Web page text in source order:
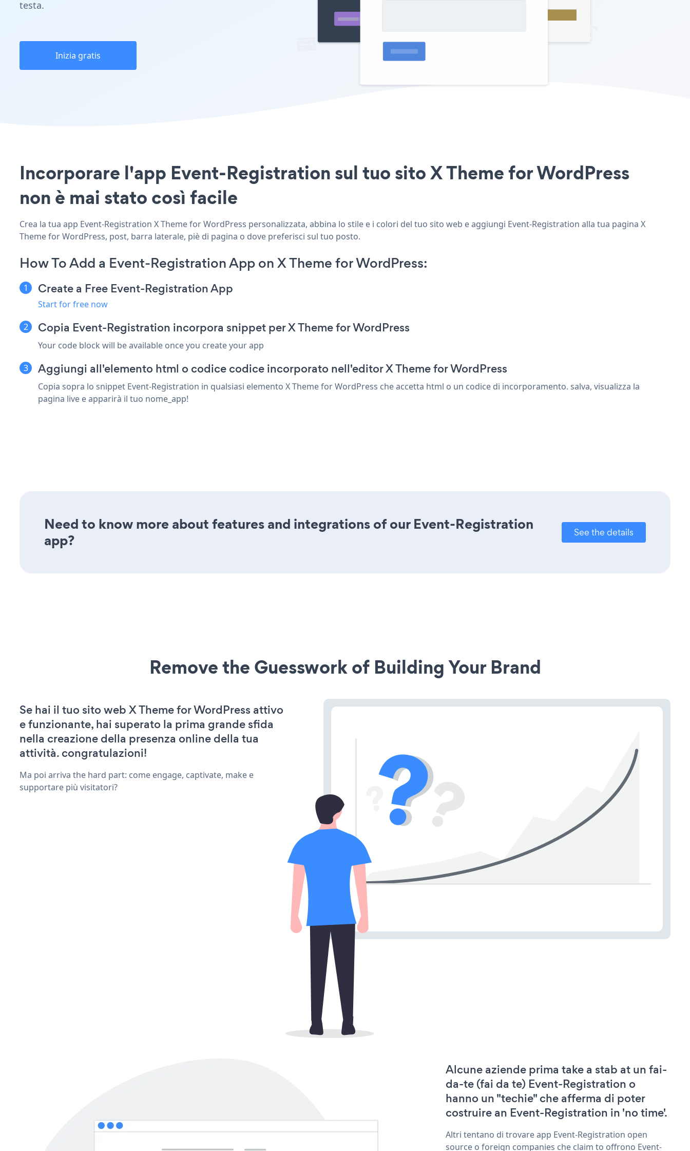
testa.
Inizia gratis
Incorporare l'app Event-Registration sul tuo sito X Theme for WordPress
non è mai stato così facile
Crea la tua app Event-Registration X Theme for WordPress personalizzata, abbina lo stile e i colori del tuo sito web e aggiungi Event-Registration alla tua pagina X
Theme for WordPress, post, barra laterale, piè di pagina o dove preferisci sul tuo posto.
How To Add a Event-Registration App on X Theme for WordPress:
Create a Free Event-Registration App
Start for free now
Copia Event-Registration incorpora snippet per X Theme for WordPress
Your code block will be available once you create your app
Aggiungi all'elemento html o codice codice incorporato nell'editor X Theme for WordPress
Copia sopra lo snippet Event-Registration in qualsiasi elemento X Theme for WordPress che accetta html o un codice di incorporamento. salva, visualizza la
pagina live e apparirà il tuo nome_app!
Need to know more about features and integrations of our Event-Registration
app?
See the details
Remove the Guesswork of Building Your Brand
Se hai il tuo sito web X Theme for WordPress attivo
e funzionante, hai superato la prima grande sfida
nella creazione della presenza online della tua
attività. congratulazioni!
Ma poi arriva the hard part: come engage, captivate, make e
supportare più visitatori?
Alcune aziende prima take a stab at un fai-
da-te (fai da te) Event-Registration o
hanno un "techie" che afferma di poter
costruire an Event-Registration in 'no time'.
Altri tentano di trovare app Event-Registration open
source o foreign companies che claim to offrono Event-